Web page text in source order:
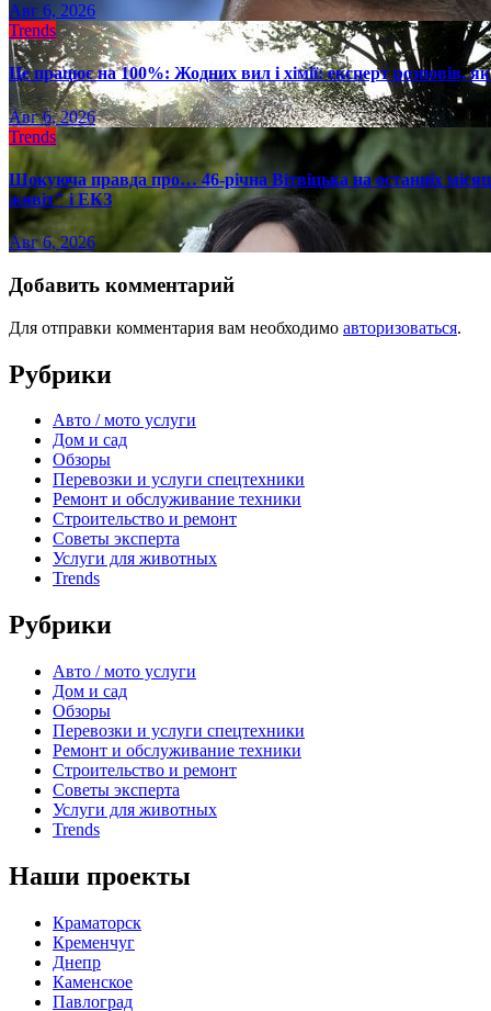
Авг 6, 2026
Trends
Це працює на 100%: Жодних вил і хімії: експерт розповів,
Авг 6, 2026
Trends
Шокуюча правда про… 46-річна Вітвіцька на останніх
живіт" і ЕКЗ
Авг 6, 2026
Добавить комментарий
Для отправки комментария вам необходимо авторизоваться.
Рубрики
Авто / мото услуги
Дом и сад
Обзоры
Перевозки и услуги спецтехники
Ремонт и обслуживание техники
Строительство и ремонт
Советы эксперта
Услуги для животных
Trends
Рубрики
Авто / мото услуги
Дом и сад
Обзоры
Перевозки и услуги спецтехники
Ремонт и обслуживание техники
Строительство и ремонт
Советы эксперта
Услуги для животных
Trends
Наши проекты
Краматорск
Кременчуг
Днепр
Каменское
Павлоград